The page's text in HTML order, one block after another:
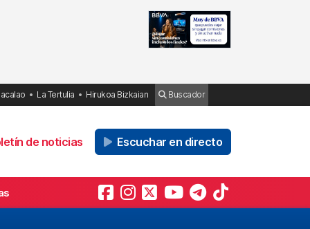
La Tertulia Hirukoa Bizkaian Buscador
de noticias Escuchar en directo